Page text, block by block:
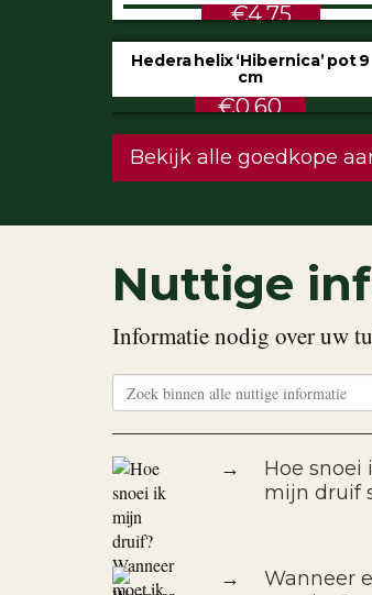
€4.75
helix ‘Hibernica’ pot 9
€0.60
Bekijk alle goedkope
Nuttige
Informatie nodig over uw
→
Hoe
mijn druif
→
Wanneer